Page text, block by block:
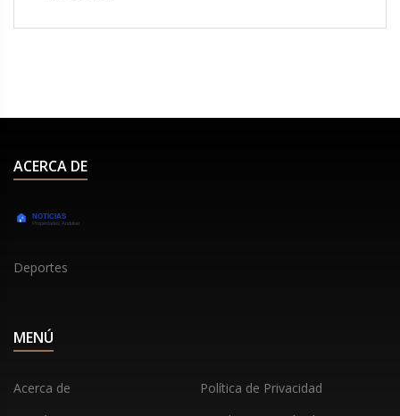
ACERCA DE
Deportes
MENÚ
Acerca de
Política de Privacidad